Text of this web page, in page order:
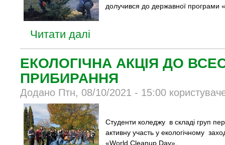
долучився до державної програми
Читати далі
ЕКОЛОГІЧНА АКЦІЯ ДО
ПРИБИРАННЯ
Додано Птн, 08/10/2021 - 15:00
Студенти коледжу в складі груп
активну участь у екологічному
«World Cleanup Day».